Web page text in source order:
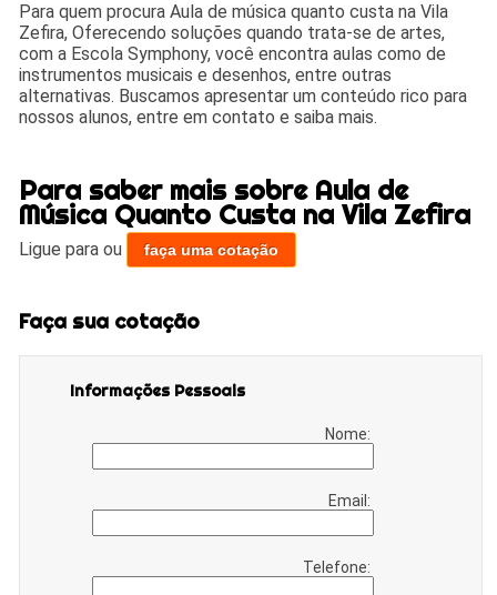
Para quem procura Aula de música quanto custa na Vila
Zefira, Oferecendo soluções quando trata-se de artes,
com a Escola Symphony, você encontra aulas como de
instrumentos musicais e desenhos, entre outras
alternativas. Buscamos apresentar um conteúdo rico para
nossos alunos, entre em contato e saiba mais.
Para saber mais sobre Aula de
Música Quanto Custa na Vila Zefira
Ligue paraou faça uma cotação
Faça sua cotação
Informações Pessoais
Nome:
Email:
Telefone: